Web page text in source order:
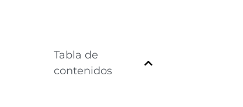
Tabla de
contenidos